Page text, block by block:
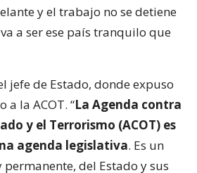
y el trabajo no se detiene
a ser ese país tranquilo que
jefe de Estado, donde expuso
a la ACOT. “La Agenda contra
y el Terrorismo (ACOT) es
agenda legislativa. Es un
del Estado y sus